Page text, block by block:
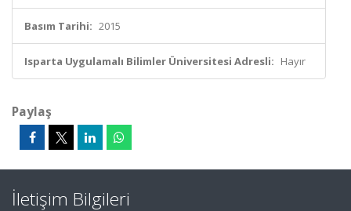
Basım Tarihi: 2015
Isparta Uygulamalı Bilimler Üniversitesi Adresli: Hayır
Paylaş
İletişim Bilgileri